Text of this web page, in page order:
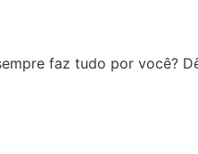
faz tudo por você?